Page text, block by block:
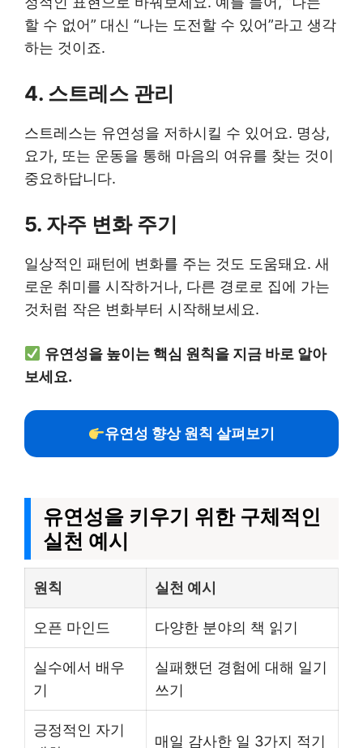
할 수 없어” 대신 “나는 도전할 수 있어”라고 생각
하는 것이죠.
4. 스트레스 관리
스트레스는 유연성을 저하시킬 수 있어요. 명상,
요가, 또는 운동을 통해 마음의 여유를 찾는 것이
중요하답니다.
5. 자주 변화 주기
일상적인 패턴에 변화를 주는 것도 도움돼요. 새
로운 취미를 시작하거나, 다른 경로로 집에 가는
것처럼 작은 변화부터 시작해보세요.
유연성을 높이는 핵심 원칙을 지금 바로 알아
보세요.
유연성 향상 원칙 살펴보기
유연성을 키우기 위한 구체적인
실천 예시
원칙 실천 예시
오픈 마인드 다양한 분야의 책 읽기
실수에서 배우
기
실패했던 경험에 대해 일기
쓰기
긍정적인 자기
매일 감사한 일 3가지 적기